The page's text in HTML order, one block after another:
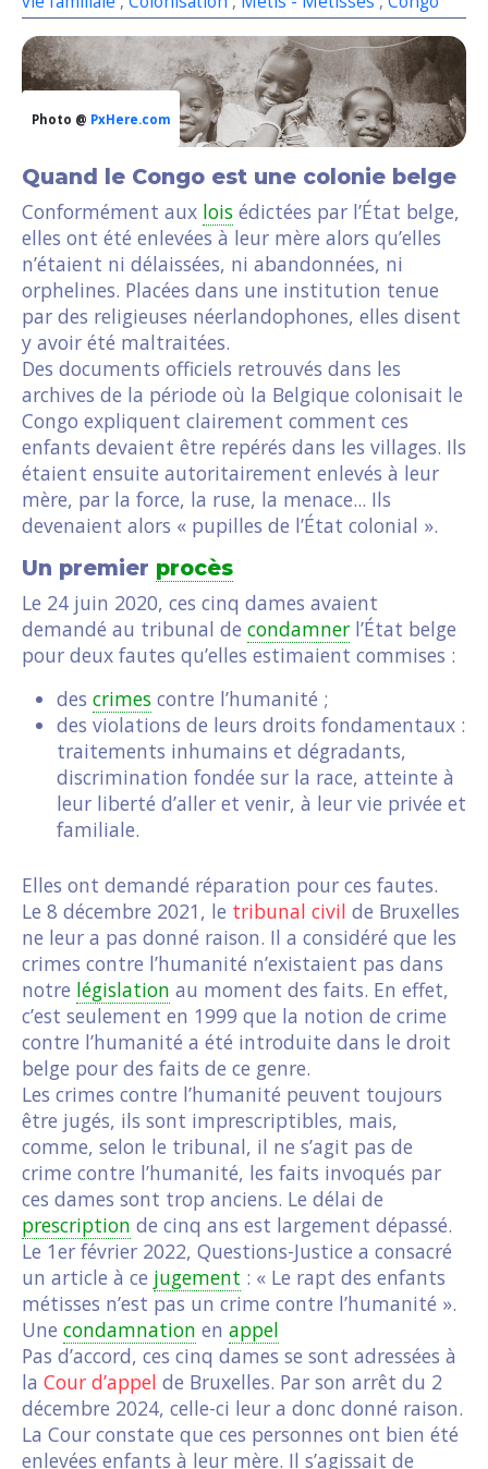
Photo @ PxHere.com
Quand le Congo est une colonie belge
Conformément aux lois édictées par l’État belge,
elles ont été enlevées à leur mère alors qu’elles
n’étaient ni délaissées, ni abandonnées, ni
orphelines. Placées dans une institution tenue
par des religieuses néerlandophones, elles disent
y avoir été maltraitées.
Des documents officiels retrouvés dans les
archives de la période où la Belgique colonisait le
Congo expliquent clairement comment ces
enfants devaient être repérés dans les villages. Ils
étaient ensuite autoritairement enlevés à leur
mère, par la force, la ruse, la menace... Ils
devenaient alors « pupilles de l’État colonial ».
Un premier procès
Le 24 juin 2020, ces cinq dames avaient
demandé au tribunal de condamner l’État belge
pour deux fautes qu’elles estimaient commises :
des crimes contre l’humanité ;
des violations de leurs droits fondamentaux :
traitements inhumains et dégradants,
discrimination fondée sur la race, atteinte à
leur liberté d’aller et venir, à leur vie privée et
familiale.
Elles ont demandé réparation pour ces fautes.
Le 8 décembre 2021, le tribunal civil de Bruxelles
ne leur a pas donné raison. Il a considéré que les
crimes contre l’humanité n’existaient pas dans
notre législation au moment des faits. En effet,
c’est seulement en 1999 que la notion de crime
contre l’humanité a été introduite dans le droit
belge pour des faits de ce genre.
Les crimes contre l’humanité peuvent toujours
être jugés, ils sont imprescriptibles, mais,
comme, selon le tribunal, il ne s’agit pas de
crime contre l’humanité, les faits invoqués par
ces dames sont trop anciens. Le délai de
prescription de cinq ans est largement dépassé.
Le 1er février 2022, Questions-Justice a consacré
un article à ce jugement : « Le rapt des enfants
métisses n’est pas un crime contre l’humanité ».
Une condamnation en appel
Pas d’accord, ces cinq dames se sont adressées à
la Cour d’appel de Bruxelles. Par son arrêt du 2
décembre 2024, celle-ci leur a donc donné raison.
La Cour constate que ces personnes ont bien été
enlevées enfants à leur mère. Il s’agissait de